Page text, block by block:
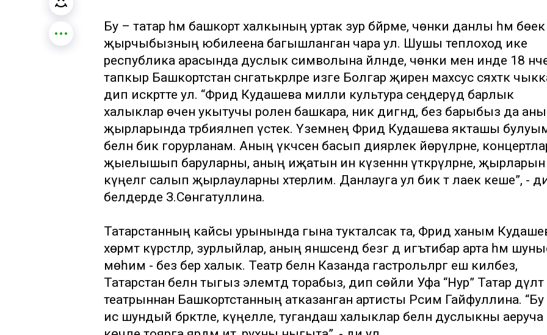
Бу – татар һәм башкорт халкының уртак зур бәйрәме, чөнки данлы һәм бөек
җырчыбызның юбилеена багышланган чара ул. Шушы теплоход ике
республика арасында дуслык символына әйләнде, чөнки менә инде 18
тапкыр Башкортстан сәнгатькәрләре изге Болгар җиренә махсус сәяхәткә
дип искәртте ул. “Фәридә Кудашева милли культура сеңдерүдә барлык
халыклар өчен укытучы ролен башкара, ник дигәндә, без барыбыз да
җырларында тәрбияләнеп үстек. Үземнең Фәридә Кудашева якташы
белән бик горурланам. Аның үкчәсенә басып диярлек йөрүләрне,
җыелышып баруларны, аның иҗатын инә күзеннән үткәрүләрне, җырларын
күңелгә салып җырлауларны хәтерлим. Данлауга ул бик тә лаек кеше”, -
белдерде З.Сөнгатуллина.
Татарстанның кайсы урынында гына тукталсак та, Фәридә ханым
хөрмәт күрсәтәләр, зурлыйлар, аның янәшәсендә безгә дә игътибар арта һәм
мөһим - без бер халык. Театр белән Казанда гастрольләргә еш киләбез,
Татарстан белән тыгыз элемтәдә торабыз, дип сөйли Уфа “Нур” Татар дәүләт
театрыннан Башкортстанның атказанган артисты Рәсимә Гайфуллина. “Бу
исә шундый бәрәкәтле, күңелле, тугандаш халыклар белән дуслыкны аеруча